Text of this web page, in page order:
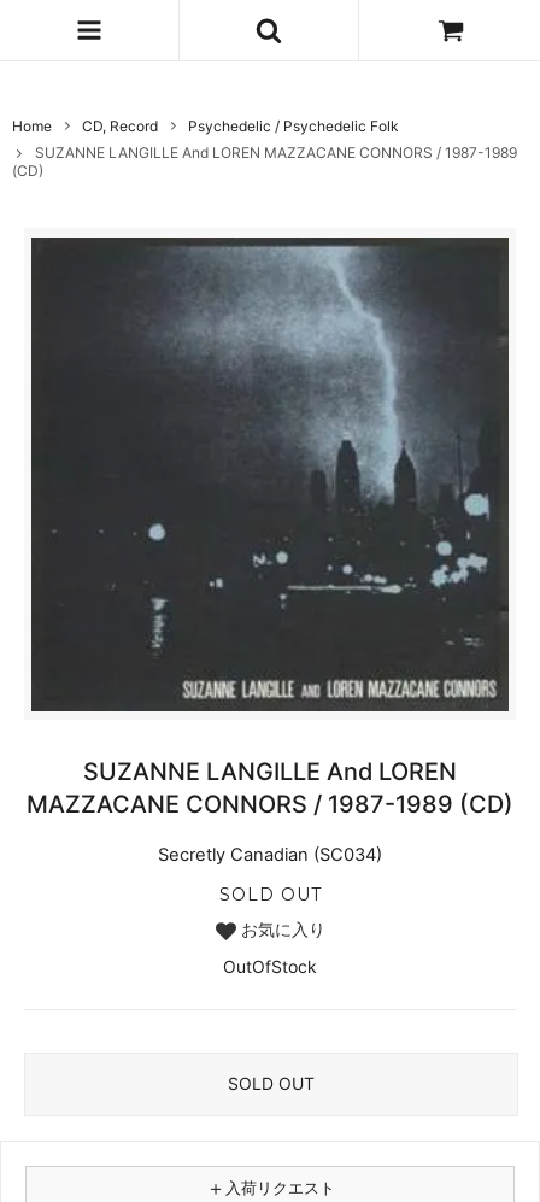
Home CD, Record
Psychedelic / Psychedelic Folk
SUZANNE LANGILLE And LOREN MAZZACANE CONNORS / 1987-1989
(CD)
SUZANNE LANGILLE And LOREN
MAZZACANE CONNORS / 1987-1989 (CD)
Secretly Canadian (SC034)
SOLD OUT
お気に入り
OutOfStock
SOLD OUT
＋ 入荷リクエスト